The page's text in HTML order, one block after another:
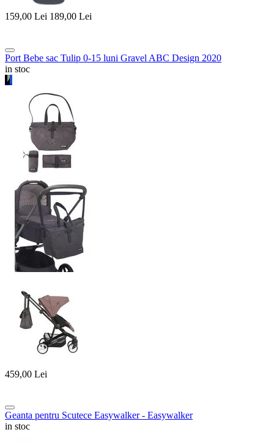
159,00 Lei 189,00 Lei
Port Bebe sac Tulip 0-15 luni Gravel ABC Design 2020
in stoc
459,00 Lei
Geanta pentru Scutece Easywalker - Easywalker
in stoc